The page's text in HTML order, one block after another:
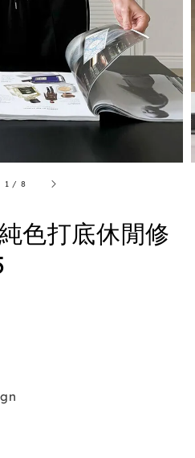
1 / 8
色打底休閒修